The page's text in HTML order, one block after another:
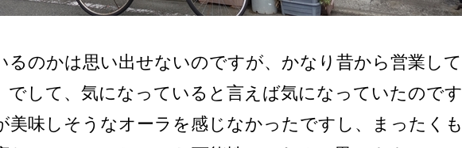
るのかは思い出せないのですが、かなり昔から営業して
でして、気になっていると言えば気になっていたのです
美味しそうなオーラを感じなかったですし、まったくも